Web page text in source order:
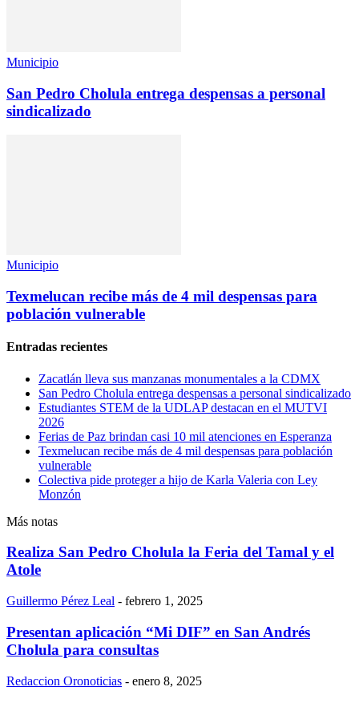
Municipio
San Pedro Cholula entrega despensas a personal
sindicalizado
Municipio
Texmelucan recibe más de 4 mil despensas para
población vulnerable
Entradas recientes
Zacatlán lleva sus manzanas monumentales a la CDMX
San Pedro Cholula entrega despensas a personal sindicalizado
Estudiantes STEM de la UDLAP destacan en el MUTVI
2026
Ferias de Paz brindan casi 10 mil atenciones en Esperanza
Texmelucan recibe más de 4 mil despensas para población
vulnerable
Colectiva pide proteger a hijo de Karla Valeria con Ley
Monzón
Más notas
Realiza San Pedro Cholula la Feria del Tamal y el
Atole
Guillermo Pérez Leal - febrero 1, 2025
Presentan aplicación “Mi DIF” en San Andrés
Cholula para consultas
Redaccion Oronoticias - enero 8, 2025